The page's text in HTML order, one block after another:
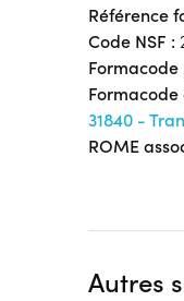
Référence
Code NSF :
Formacode
31840 -
ROME
Autres